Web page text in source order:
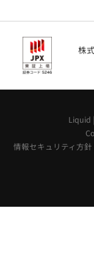
株
Liquid |
情報セキュリティ方針